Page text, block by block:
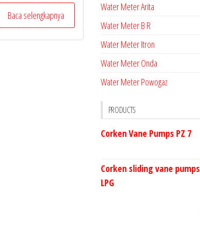
Baca selengkapnya
Water Meter Arita
Water Meter B R
Water Meter Itron
Water Meter Onda
Water Meter Powogaz
PRODUCTS
Corken Vane Pumps PZ 7
Corken sliding vane pumps
LPG